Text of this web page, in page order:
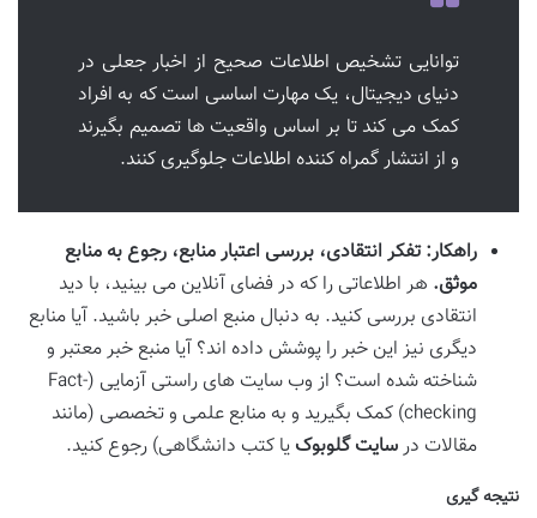
توانایی تشخیص اطلاعات صحیح از اخبار جعلی در
دنیای دیجیتال، یک مهارت اساسی است که به افراد
کمک می کند تا بر اساس واقعیت ها تصمیم بگیرند
و از انتشار گمراه کننده اطلاعات جلوگیری کنند.
راهکار: تفکر انتقادی، بررسی اعتبار منابع، رجوع به منابع
موثق. هر اطلاعاتی را که در فضای آنلاین می بینید، با دید
انتقادی بررسی کنید. به دنبال منبع اصلی خبر باشید. آیا منابع
دیگری نیز این خبر را پوشش داده اند؟ آیا منبع خبر معتبر و
شناخته شده است؟ از وب سایت های راستی آزمایی (Fact-
checking) کمک بگیرید و به منابع علمی و تخصصی (مانند
مقالات درسایت گلوبوک یا کتب دانشگاهی) رجوع کنید.
نتیجه گیری